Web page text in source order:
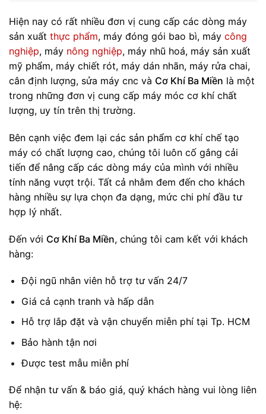
Hiện nay có rất nhiều đơn vị cung cấp các dòng máy
sản xuất thực phẩm, máy đóng gói bao bì, máy công
nghiệp, máy nông nghiệp, máy nhũ hoá, máy sản xuất
mỹ phẩm, máy chiết rót, máy dán nhãn, máy rửa chai,
cân định lượng, sửa máy cnc và Cơ Khí Ba Miền là một
trong những đơn vị cung cấp máy móc cơ khí chất
lượng, uy tín trên thị trường.
Bên cạnh việc đem lại các sản phẩm cơ khí chế tạo
máy có chất lượng cao, chúng tôi luôn cố gắng cải
tiến để nâng cấp các dòng máy của mình với nhiều
tính năng vượt trội. Tất cả nhằm đem đến cho khách
hàng nhiều sự lựa chọn đa dạng, mức chi phí đầu tư
hợp lý nhất.
Đến với Cơ Khí Ba Miền, chúng tôi cam kết với khách
hàng:
Đội ngũ nhân viên hỗ trợ tư vấn 24/7
Giá cả cạnh tranh và hấp dẫn
Hỗ trợ lắp đặt và vận chuyển miễn phí tại Tp. HCM
Bảo hành tận nơi
Được test mẫu miễn phí
Để nhận tư vấn & báo giá, quý khách hàng vui lòng liên
hệ: